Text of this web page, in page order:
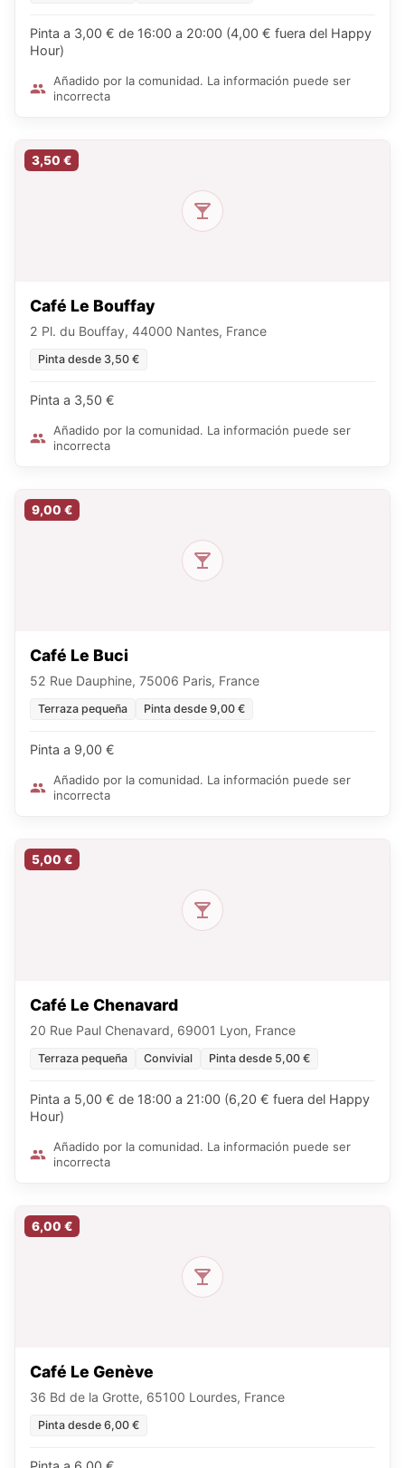
Pinta a 3,00 € de 16:00 a 20:00 (4,00 € fuera del Happy
Hour)
Añadido por la comunidad. La información puede ser
incorrecta
3,50 €
Café Le Bouffay
2 Pl. du Bouffay, 44000 Nantes, France
Pinta desde 3,50 €
Pinta a 3,50 €
Añadido por la comunidad. La información puede ser
incorrecta
9,00 €
Café Le Buci
52 Rue Dauphine, 75006 Paris, France
Terraza pequeña Pinta desde 9,00 €
Pinta a 9,00 €
Añadido por la comunidad. La información puede ser
incorrecta
5,00 €
Café Le Chenavard
20 Rue Paul Chenavard, 69001 Lyon, France
Terraza pequeña Convivial Pinta desde 5,00 €
Pinta a 5,00 € de 18:00 a 21:00 (6,20 € fuera del Happy
Hour)
Añadido por la comunidad. La información puede ser
incorrecta
6,00 €
Café Le Genève
36 Bd de la Grotte, 65100 Lourdes, France
Pinta desde 6,00 €